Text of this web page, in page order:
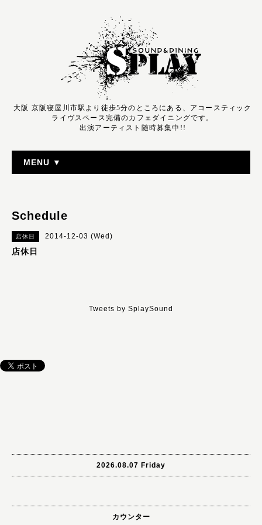
大阪 京阪寝屋川市駅より徒歩5分のところにある、アコースティック
ライヴスペース完備のカフェダイニングです。
出演アーティスト随時募集中!!
MENU ▼
Schedule
店休日 2014-12-03 (Wed)
店休日
Tweets by SplaySound
2026.08.07 Friday
カウンター